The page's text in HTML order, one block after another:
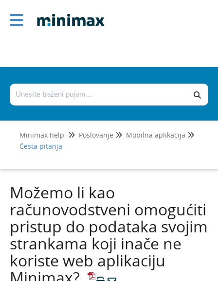
Minimax help Poslovanje
Mobilna aplikacija
Česta pitanja
Izlazni računi
Ulazni računi
Službena putovanja
Otvorene stavke
Obračun kamata
Blagajna
Maloprodaja
Bankovni izvodi
Nalozi za plaćanje
Mobilna aplikacija
Pristup aplikaciji
Možemo li kao
računovodstveni omogućiti
pristup do podataka svojim
strankama koji inače ne
koriste web aplikaciju